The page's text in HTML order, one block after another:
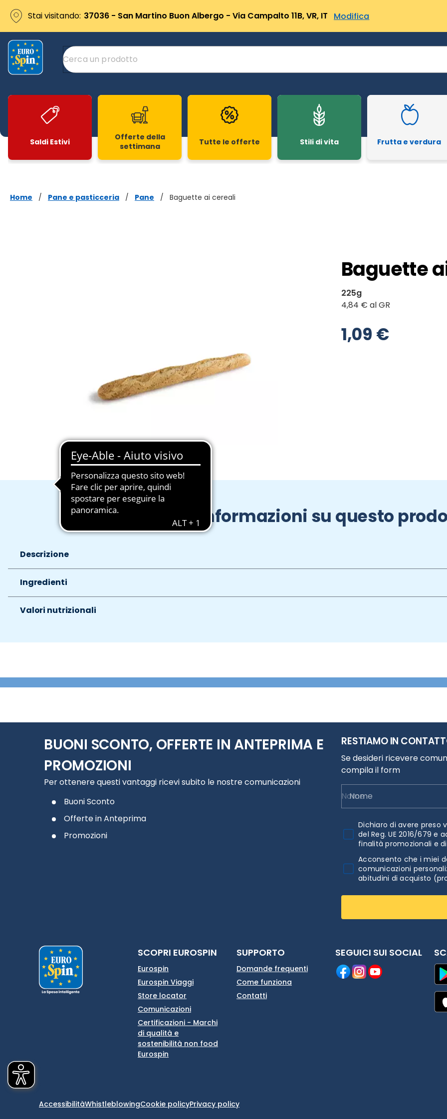
Stai visitando: 37036 - San Martino Buon Albergo - Via Campalto 11B, VR, IT Modifica
Saldi Estivi
Offerte della
settimana
Tutte le offerte Stili di vita Frutta e verdura
Home / Pane e pasticceria / Pane / Baguette ai cereali
Baguette
225g
4,84 € al GR
1,09 €
Informazioni su questo
Descrizione
Ingredienti
Valori nutrizionali
BUONI SCONTO, OFFERTE IN ANTEPRIMA E
PROMOZIONI
Per ottenere questi vantaggi ricevi subito le nostre comunicazioni
Buoni Sconto
Offerte in Anteprima
Promozioni
RESTIAMO IN
Se desideri ricevere
compila il form
Nome
Dichiaro di avere preso
del Reg. UE 2016/679
finalità promozionali e
Acconsento che i miei
comunicazioni
abitudini di acquisto
SCOPRI EUROSPIN
Eurospin
Eurospin Viaggi
Store locator
Comunicazioni
Certificazioni - Marchi
di qualità e
sostenibilità non food
Eurospin
SUPPORTO
Domande frequenti
Come funziona
Contatti
SEGUICI SUI SOCIAL
AccessibilitàWhistleblowingCookie policyPrivacy policy